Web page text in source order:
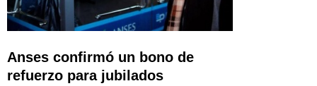
Anses confirmó un bono de
refuerzo para jubilados